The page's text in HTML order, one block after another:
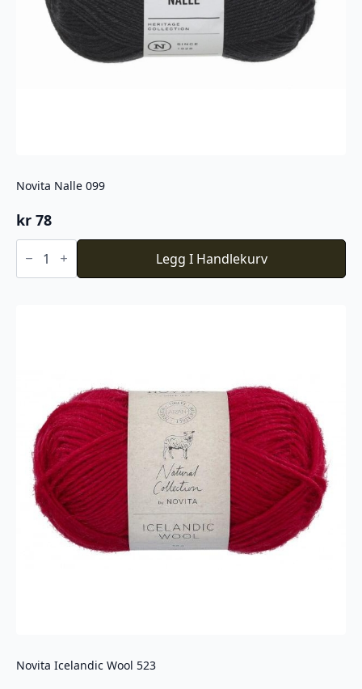
Novita Nalle 099
kr 78
Novita
Nalle
antall
Legg I Handlekurv
Novita Icelandic Wool 523